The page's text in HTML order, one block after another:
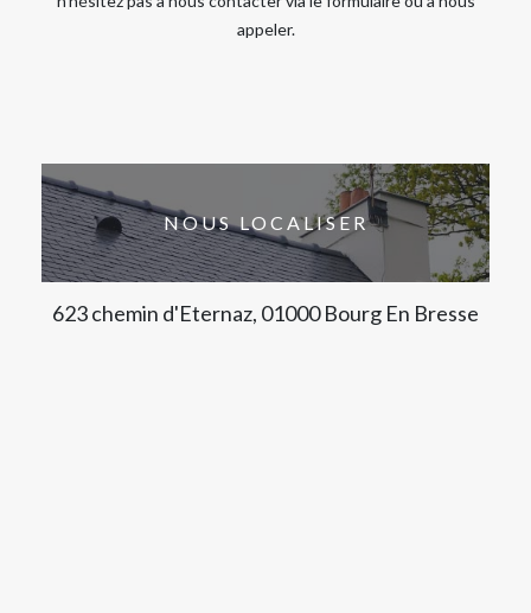
appeler.
NOUS LOCALISER
623 chemin d'Eternaz, 01000 Bourg En Bresse